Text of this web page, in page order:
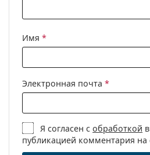
Имя *
Электронная почта *
Я согласен собработкой
публикацией комментария на